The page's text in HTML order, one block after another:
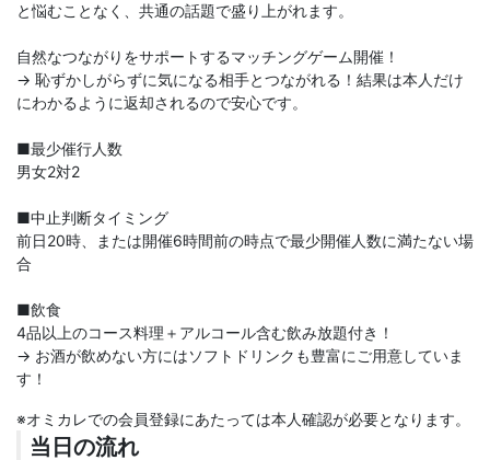
と悩むことなく、共通の話題で盛り上がれます。
自然なつながりをサポートするマッチングゲーム開催！
→ 恥ずかしがらずに気になる相手とつながれる！結果は本人だけ
にわかるように返却されるので安心です。
■最少催行人数
男女2対2
■中止判断タイミング
前日20時、または開催6時間前の時点で最少開催人数に満たない場
合
■飲食
4品以上のコース料理＋アルコール含む飲み放題付き！
→ お酒が飲めない方にはソフトドリンクも豊富にご用意していま
す！
※オミカレでの会員登録にあたっては本人確認が必要となります。
当日の流れ